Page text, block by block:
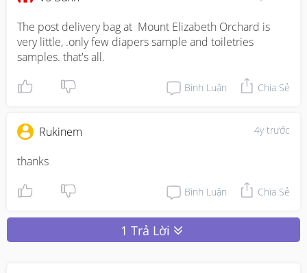
The post delivery bag at  Mount Elizabeth Orchard is
very little, .only few diapers sample and toiletries
samples. that's all.
Bình Luận Chia Sẻ
4y trước
Rukinem
thanks
Bình Luận Chia Sẻ
1 Trả Lời